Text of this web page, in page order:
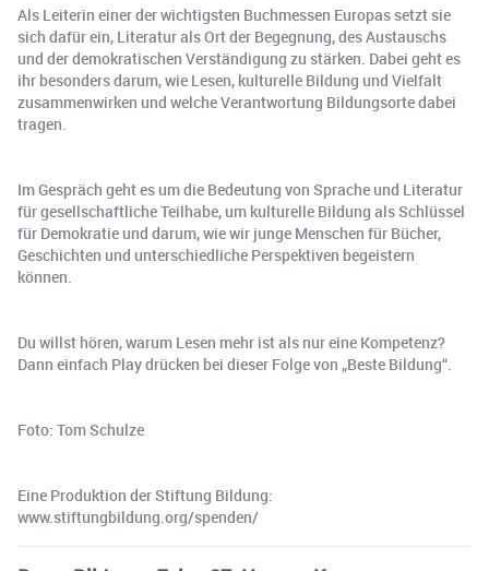
Als Leiterin einer der wichtigsten Buchmessen Europas setzt sie
sich dafür ein, Literatur als Ort der Begegnung, des Austauschs
und der demokratischen Verständigung zu stärken. Dabei geht es
ihr besonders darum, wie Lesen, kulturelle Bildung und Vielfalt
zusammenwirken und welche Verantwortung Bildungsorte dabei
tragen.
Im Gespräch geht es um die Bedeutung von Sprache und Literatur
für gesellschaftliche Teilhabe, um kulturelle Bildung als Schlüssel
für Demokratie und darum, wie wir junge Menschen für Bücher,
Geschichten und unterschiedliche Perspektiven begeistern
können.
Du willst hören, warum Lesen mehr ist als nur eine Kompetenz?
Dann einfach Play drücken bei dieser Folge von „Beste Bildung“.
Foto: Tom Schulze
Eine Produktion der Stiftung Bildung:
www.stiftungbildung.org/spenden/